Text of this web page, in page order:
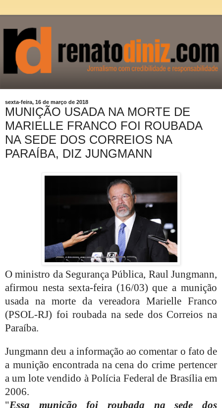
sexta-feira, 16 de março de 2018
MUNIÇÃO USADA NA MORTE DE
MARIELLE FRANCO FOI ROUBADA
NA SEDE DOS CORREIOS NA
PARAÍBA, DIZ JUNGMANN
O ministro da Segurança Pública, Raul Jungmann,
afirmou nesta sexta-feira (16/03) que a munição
usada na morte da vereadora Marielle Franco
(PSOL-RJ) foi roubada na sede dos Correios na
Paraíba.
Jungmann deu a informação ao comentar o fato de
a munição encontrada na cena do crime pertencer
a um lote vendido à Polícia Federal de Brasília em
2006.
"Essa munição foi roubada na sede dos